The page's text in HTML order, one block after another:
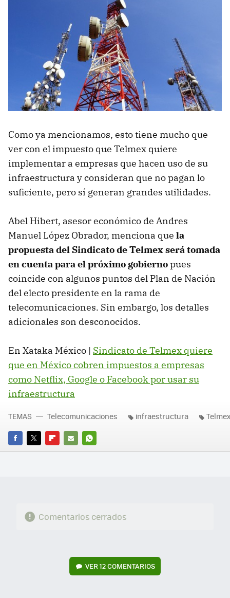
Como ya mencionamos, esto tiene mucho que
ver con el impuesto que Telmex quiere
implementar a empresas que hacen uso de su
infraestructura y consideran que no pagan lo
suficiente, pero sí generan grandes utilidades.
Abel Hibert, asesor económico de Andres
Manuel López Obrador, menciona que la
propuesta del Sindicato de Telmex será tomada
en cuenta para el próximo gobiernopues
coincide con algunos puntos del Plan de Nación
del electo presidente en la rama de
telecomunicaciones. Sin embargo, los detalles
adicionales son desconocidos.
En Xataka México | Sindicato de Telmex quiere
que en México cobren impuestos a empresas
como Netflix, Google o Facebook por usar su
infraestructura
FACEBOOK
TWITTERFLIPBOARD
E-
WHATSAPP
TEMAS Telecomunicaciones infraestructura Telmex
Comentarios cerrados
VER 12 COMENTARIOS